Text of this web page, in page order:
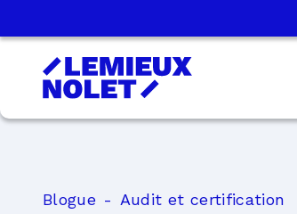
Blogue Audit et certification